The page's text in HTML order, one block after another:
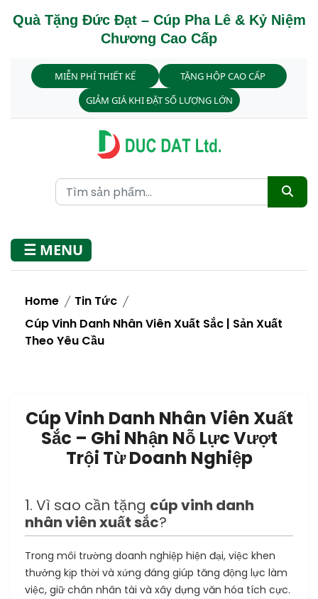
Quà Tặng Đức Đạt – Cúp Pha Lê & Kỷ Niệm
Chương Cao Cấp
MIỄN PHÍ THIẾT KẾ
TẶNG HỘP CAO CẤP
GIẢM GIÁ KHI ĐẶT SỐ LƯỢNG LỚN
☰ MENU
Home
Tin Tức
Cúp Vinh Danh Nhân Viên Xuất Sắc | Sản Xuất
Theo Yêu Cầu
Cúp Vinh Danh Nhân Viên Xuất
Sắc – Ghi Nhận Nỗ Lực Vượt
Trội Từ Doanh Nghiệp
1. Vì sao cần tặng cúp vinh danh
nhân viên xuất sắc?
Trong môi trường doanh nghiệp hiện đại, việc khen
thưởng kịp thời và xứng đáng giúp tăng động lực làm
việc, giữ chân nhân tài và xây dựng văn hóa tích cực.